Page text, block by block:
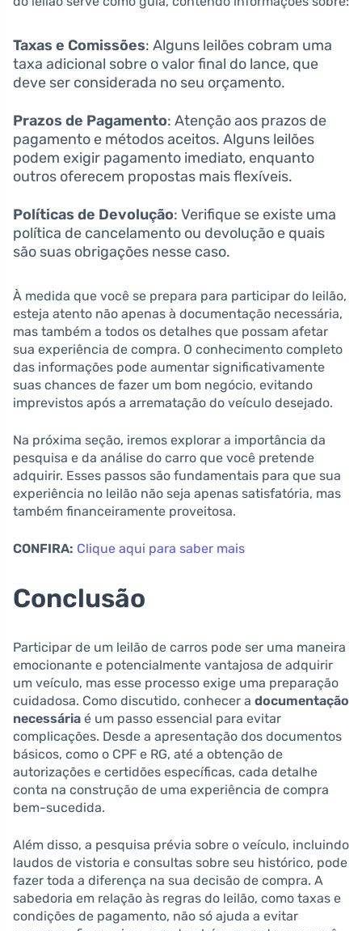
Taxas e Comissões: Alguns leilões cobram uma
taxa adicional sobre o valor final do lance, que
deve ser considerada no seu orçamento.
Prazos de Pagamento: Atenção aos prazos de
pagamento e métodos aceitos. Alguns leilões
podem exigir pagamento imediato, enquanto
outros oferecem propostas mais flexíveis.
Políticas de Devolução: Verifique se existe uma
política de cancelamento ou devolução e quais
são suas obrigações nesse caso.
À medida que você se prepara para participar do leilão,
esteja atento não apenas à documentação necessária,
mas também a todos os detalhes que possam afetar
sua experiência de compra. O conhecimento completo
das informações pode aumentar significativamente
suas chances de fazer um bom negócio, evitando
imprevistos após a arrematação do veículo desejado.
Na próxima seção, iremos explorar a importância da
pesquisa e da análise do carro que você pretende
adquirir. Esses passos são fundamentais para que sua
experiência no leilão não seja apenas satisfatória, mas
também financeiramente proveitosa.
CONFIRA: Clique aqui para saber mais
Conclusão
Participar de um leilão de carros pode ser uma maneira
emocionante e potencialmente vantajosa de adquirir
um veículo, mas esse processo exige uma preparação
cuidadosa. Como discutido, conhecer a documentação
necessária é um passo essencial para evitar
complicações. Desde a apresentação dos documentos
básicos, como o CPF e RG, até a obtenção de
autorizações e certidões específicas, cada detalhe
conta na construção de uma experiência de compra
bem-sucedida.
Além disso, a pesquisa prévia sobre o veículo, incluindo
laudos de vistoria e consultas sobre seu histórico, pode
fazer toda a diferença na sua decisão de compra. A
sabedoria em relação às regras do leilão, como taxas e
condições de pagamento, não só ajuda a evitar